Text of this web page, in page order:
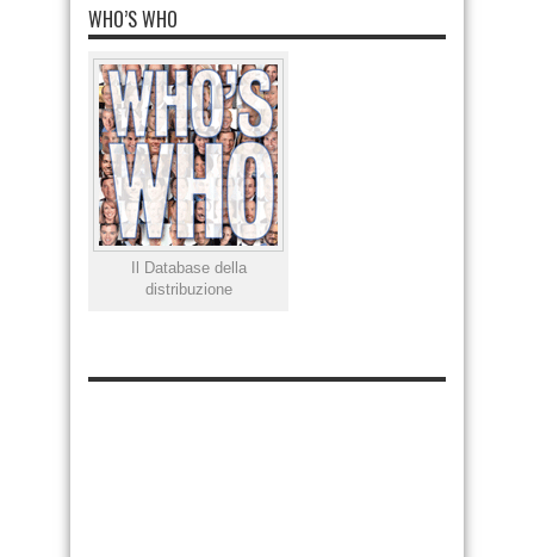
WHO’S WHO
Il Database della
distribuzione